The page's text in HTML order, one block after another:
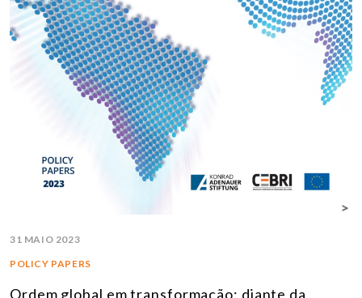
31 MAIO 2023
POLICY PAPERS
Ordem global em transformação: diante da